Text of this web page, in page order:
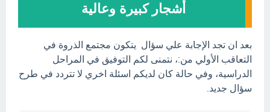
أشجار كبيرة وعالية
بعد ان تجد الإجابة علي سؤال يتكون مجتمع الذروة في
التعاقب الأولي من:، نتمنى لكم التوفيق في المراحل
الدراسية، وفي حالة كان لديكم اسئلة اخري لا تتردد في طرح
سؤال جديد.